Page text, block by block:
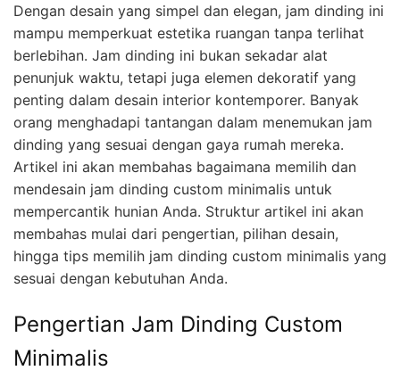
Dengan desain yang simpel dan elegan, jam dinding ini
mampu memperkuat estetika ruangan tanpa terlihat
berlebihan. Jam dinding ini bukan sekadar alat
penunjuk waktu, tetapi juga elemen dekoratif yang
penting dalam desain interior kontemporer. Banyak
orang menghadapi tantangan dalam menemukan jam
dinding yang sesuai dengan gaya rumah mereka.
Artikel ini akan membahas bagaimana memilih dan
mendesain jam dinding custom minimalis untuk
mempercantik hunian Anda. Struktur artikel ini akan
membahas mulai dari pengertian, pilihan desain,
hingga tips memilih jam dinding custom minimalis yang
sesuai dengan kebutuhan Anda.
Pengertian Jam Dinding Custom
Minimalis